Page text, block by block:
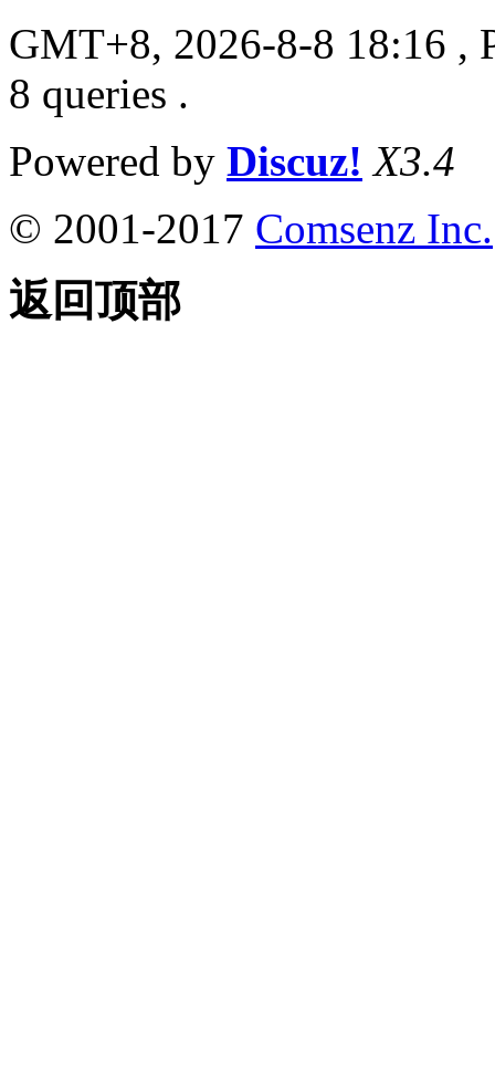
GMT+8, 2026-8-8 18:16 ,
8 queries .
Powered by Discuz! X3.4
© 2001-2017 Comsenz Inc.
返回顶部